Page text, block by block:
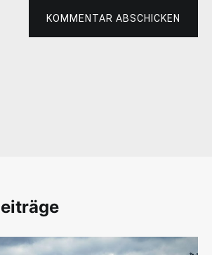
KOMMENTAR ABSCHICKEN